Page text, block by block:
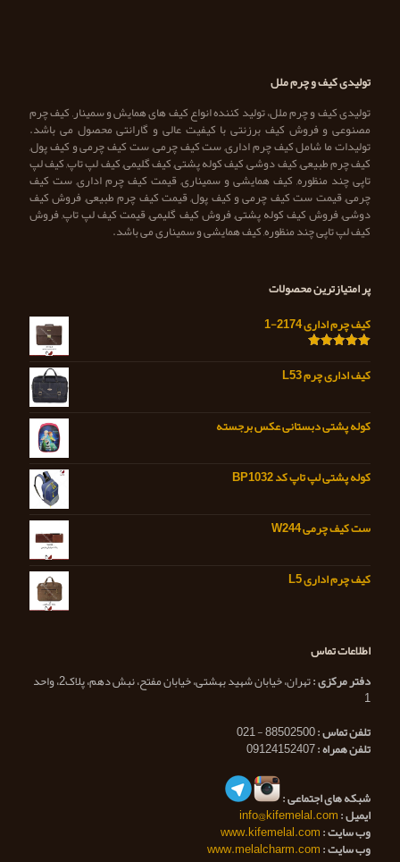
تولیدی کیف و چرم ملل
تولیدی کیف و چرم ملل، تولید کننده انواع کیف های همایش و سمینار, کیف چرم
مصنوعی و فروش کیف برزنتی با کیفیت عالی و گارانتی محصول می باشد.
تولیدات ما شامل کیف چرم اداری, ست کیف چرمی, ست کیف چرمی و کیف پول,
کیف چرم طبیعی, کیف دوشی, کیف کوله پشتی, کیف گلیمی, کیف لپ تاپ, کیف لپ
تاپی چند منظوره, کیف همایشی و سمیناری, قیمت کیف چرم اداری, ست کیف
چرمی, قیمت ست کیف چرمی و کیف پول, قیمت کیف چرم طبیعی, فروش کیف
دوشی, فروش کیف کوله پشتی, فروش کیف گلیمی, قیمت کیف لپ تاپ, فروش
کیف لپ تاپی چند منظوره, کیف همایشی و سمیناری می باشد.
پر امتیازترین محصولات
کیف چرم اداری 2174-1
کیف اداری چرم L53
کوله پشتی دبستانی عکس برجسته
کوله پشتی لپ تاپ کد BP1032
ست کیف چرمی W244
کیف چرم اداری L5
اطلاعات تماس
دفتر مرکزی :
تهران، خیابان شهید بهشتی، خیابان مفتح، نبش دهم، پلاک2، واحد
1
تلفن تماس :
تلفن همراه :
شبکه های اجتماعی :
ایمیل :info@kifemelal.com
وب سایت :www.kifemelal.com
وب سایت :www.melalcharm.com